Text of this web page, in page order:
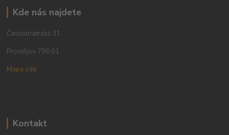
Kde nás najdete
Českobratrská 31
Prostějov 796 01
Mapa zde
Kontakt